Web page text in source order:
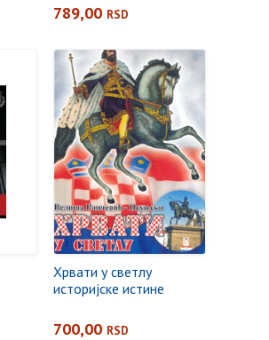
789,00 RSD
Хрвати у светлу
историјске истине
700,00 RSD